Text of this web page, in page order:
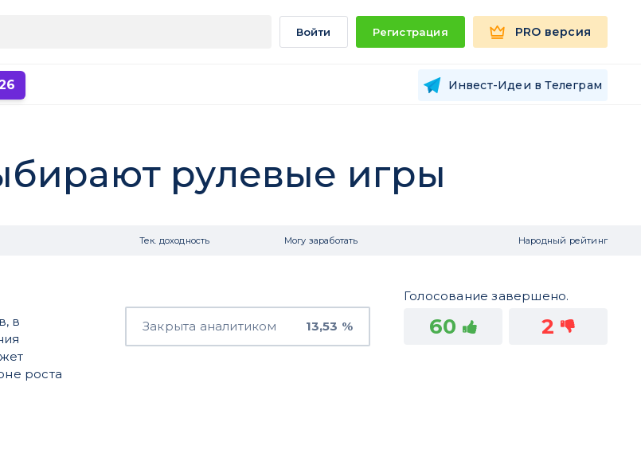
Войти Регистрация PRO версия
Инвест-Идеи в Телеграм
рулевые игры
Тек. доходность Могу заработать Народный рейтинг
в
роста
Закрыта аналитиком 13,53 %
Голосование завершено.
60 2